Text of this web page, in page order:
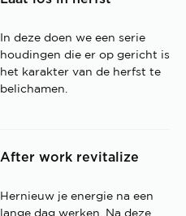
In deze doen we een serie
houdingen die er op gericht is
het karakter van de herfst te
belichamen.
After work revitalize
Hernieuw je energie na een
lange dag werken. Na deze